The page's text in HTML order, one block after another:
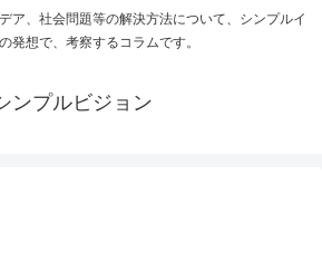
ア、社会問題等の解決方法について、シンプルイ
発想で、考察するコラムです。
ンプルビジョン